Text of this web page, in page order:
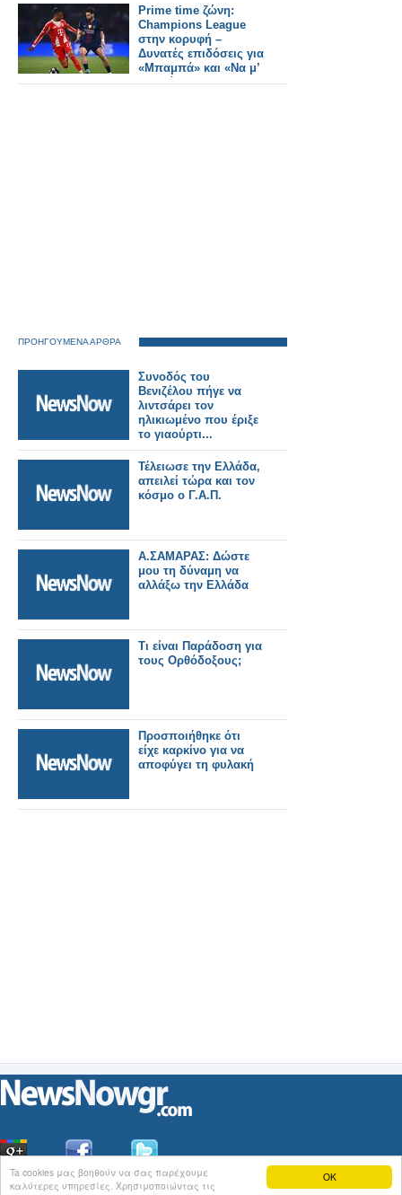
OK
Ta cookies μας βοηθούν να σας παρέχουμε
καλύτερες υπηρεσίες. Χρησιμοποιώντας τις
Prime time ζώνη:
Champions League
στην κορυφή –
Δυνατές επιδόσεις για
«Μπαμπά» και «Να μ’
αγαπάς»
ΠΡΟΗΓΟΥΜΕΝΑ ΑΡΘΡΑ
Συνοδός του
Βενιζέλου πήγε να
λιντσάρει τον
ηλικιωμένο που έριξε
το γιαούρτι...
Τέλειωσε την Ελλάδα,
απειλεί τώρα και τον
κόσμο ο Γ.Α.Π.
A.ΣΑΜΑΡΑΣ: Δώστε
μου τη δύναμη να
αλλάξω την Ελλάδα
Τι είναι Παράδοση για
τους Ορθόδοξους;
Προσποιήθηκε ότι
είχε καρκίνο για να
αποφύγει τη φυλακή